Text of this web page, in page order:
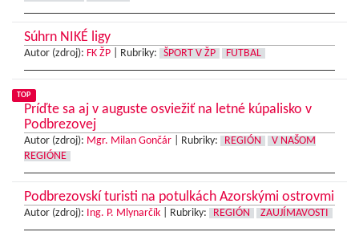
Súhrn NIKÉ ligy
Autor (zdroj): FK ŽP Rubriky: ŠPORT V ŽP FUTBAL
TOP
Príďte sa aj v auguste osviežiť na letné kúpalisko v
Podbrezovej
Autor (zdroj): Mgr. Milan Gončár Rubriky: REGIÓN
V NAŠOM
REGIÓNE
Podbrezovskí turisti na potulkách Azorskými ostrovmi
Autor (zdroj): Ing. P. Mlynarčík Rubriky: REGIÓN ZAUJÍMAVOSTI